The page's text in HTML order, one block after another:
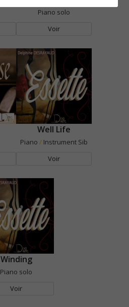
Piano solo
Voir
Well Life
Piano / Instrument Sib
Voir
Winding
Piano solo
Voir